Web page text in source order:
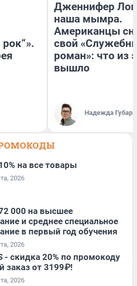
Дженнифер
наша мымра.
Американцы
свой
роман»: что из
вышло
Надежда Губарь
на все товары
2026
000 на высшее
и среднее специальное
в первый год обучения
2026
- скидка 20% по промокоду
заказ от 3199₽!
2026